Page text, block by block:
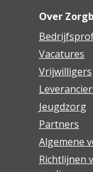
Over
Vacatures
Vrijwilligers
Jeugdzorg
Partners
Algemene
Richtlijnen